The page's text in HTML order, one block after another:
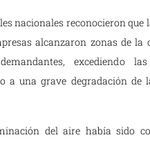
nacionales reconocieron que
alcanzaron zonas de la
excediendo
a una grave degradación de
del aire había sido